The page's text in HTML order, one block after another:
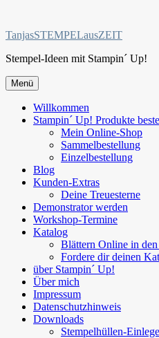
springen
TanjasSTEMPELausZEIT
Stempel-Ideen mit Stampin´ Up!
Menü
Willkommen
Stampin´ Up! Produkte
Mein Online-Shop
Sammelbestellung
Einzelbestellung
Blog
Kunden-Extras
Deine Treuesterne
Demonstrator werden
Workshop-Termine
Katalog
Blättern Online in
Fordere dir deinen
über Stampin´ Up!
Über mich
Impressum
Datenschutzhinweis
Downloads
Stempelhüllen-